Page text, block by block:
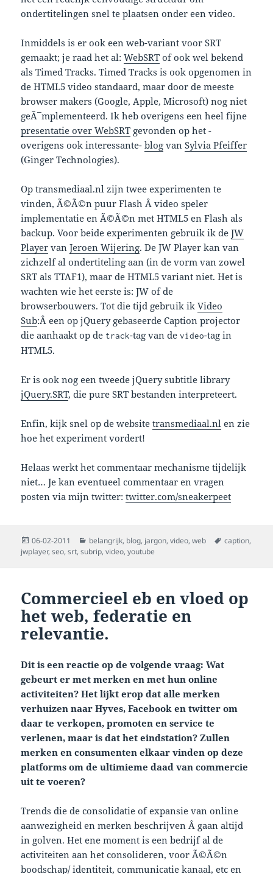
ondertitelingen snel te plaatsen onder een video.
Inmiddels is er ook een web-variant voor SRT
gemaakt; je raad het al:WebSRT of ook wel bekend
als Timed Tracks. Timed Tracks is ook opgenomen in
de HTML5 video standaard, maar door de meeste
browser makers (Google, Apple, Microsoft) nog niet
geÃ¯mplementeerd. Ik heb overigens een heel fijne
presentatie over WebSRT gevonden op het -
overigens ook interessante-blog vanSylvia Pfeiffer
(Ginger Technologies).
Op transmediaal.nl zijn twee experimenten te
vinden, Ã©Ã©n puur Flash Â video speler
implementatie en Ã©Ã©n met HTML5 en Flash als
backup. Voor beide experimenten gebruik ik deJW
Player vanJeroen Wijering. De JW Player kan van
zichzelf al ondertiteling aan (in de vorm van zowel
SRT als TTAF1), maar de HTML5 variant niet. Het is
wachten wie het eerste is: JW of de
browserbouwers. Tot die tijd gebruik ikVideo
Sub:Â een op jQuery gebaseerde Caption projector
die aanhaakt op de track-tag van devideo-tag in
HTML5.
Er is ook nog een tweede jQuery subtitle library
jQuery.SRT, die pure SRT bestanden interpreteert.
Enfin, kijk snel op de websitetransmediaal.nl en zie
hoe het experiment vordert!
Helaas werkt het commentaar mechanisme tijdelijk
niet… Je kan eventueel commentaar en vragen
posten via mijn twitter:twitter.com/sneakerpeet
Posted
on
06-02-2011 Categories
belangrijk, blog, jargon,video,web Tags
caption,
jwplayer,seo,srt,subrip,video,youtube
Commercieel eb en vloed op
het web, federatie en
relevantie.
Dit is een reactie op de volgende vraag: Wat
gebeurt er met merken en met hun online
activiteiten? Het lijkt erop dat alle merken
verhuizen naar Hyves, Facebook en twitter om
daar te verkopen, promoten en service te
verlenen, maar is dat het eindstation? Zullen
merken en consumenten elkaar vinden op deze
platforms om de ultimieme daad van commercie
uit te voeren?
Trends die de consolidatie of expansie van online
aanwezigheid en merken beschrijven Â gaan altijd
in golven. Het ene moment is een bedrijf al de
activiteiten aan het consolideren, voor Ã©Ã©n
boodschap/ identiteit, communicatie kanaal, etc en